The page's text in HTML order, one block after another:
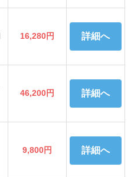
16,280円 詳細へ
46,200円 詳細へ
9,800円 詳細へ